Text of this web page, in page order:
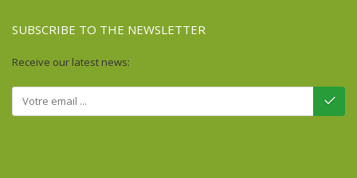
SUBSCRIBE TO THE NEWSLETTER
Receive our latest news: